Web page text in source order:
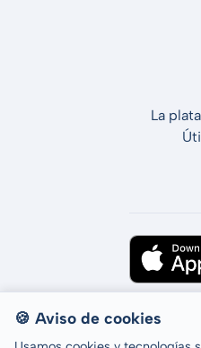
La
Todos los
🍪 Aviso de cookies